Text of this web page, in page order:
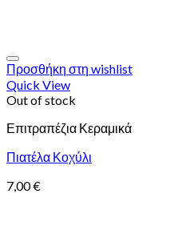
Προσθήκη στη wishlist
Quick View
Out of stock
Επιτραπέζια Κεραμικά
Πιατέλα Κοχύλι
7,00€